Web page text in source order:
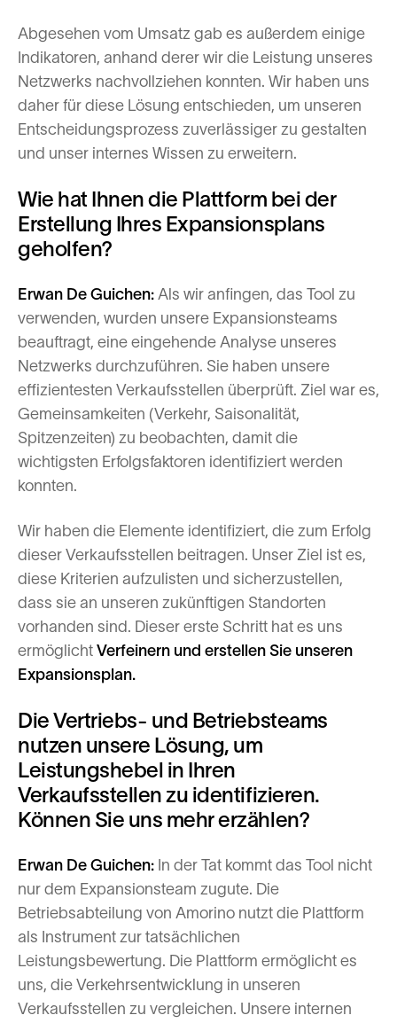
Abgesehen vom Umsatz gab es außerdem einige
Indikatoren, anhand derer wir die Leistung unseres
Netzwerks nachvollziehen konnten. Wir haben uns
daher für diese Lösung entschieden, um unseren
Entscheidungsprozess zuverlässiger zu gestalten
und unser internes Wissen zu erweitern.
Wie hat Ihnen die Plattform bei der
Erstellung Ihres Expansionsplans
geholfen?
Erwan De Guichen: Als wir anfingen, das Tool zu
verwenden, wurden unsere Expansionsteams
beauftragt, eine eingehende Analyse unseres
Netzwerks durchzuführen. Sie haben unsere
effizientesten Verkaufsstellen überprüft. Ziel war es,
Gemeinsamkeiten (Verkehr, Saisonalität,
Spitzenzeiten) zu beobachten, damit die
wichtigsten Erfolgsfaktoren identifiziert werden
konnten.
Wir haben die Elemente identifiziert, die zum Erfolg
dieser Verkaufsstellen beitragen. Unser Ziel ist es,
diese Kriterien aufzulisten und sicherzustellen,
dass sie an unseren zukünftigen Standorten
vorhanden sind. Dieser erste Schritt hat es uns
ermöglicht Verfeinern und erstellen Sie unseren
Expansionsplan.
Die Vertriebs- und Betriebsteams
nutzen unsere Lösung, um
Leistungshebel in Ihren
Verkaufsstellen zu identifizieren.
Können Sie uns mehr erzählen?
Erwan De Guichen: In der Tat kommt das Tool nicht
nur dem Expansionsteam zugute. Die
Betriebsabteilung von Amorino nutzt die Plattform
als Instrument zur tatsächlichen
Leistungsbewertung. Die Plattform ermöglicht es
uns, die Verkehrsentwicklung in unseren
Verkaufsstellen zu vergleichen. Unsere internen